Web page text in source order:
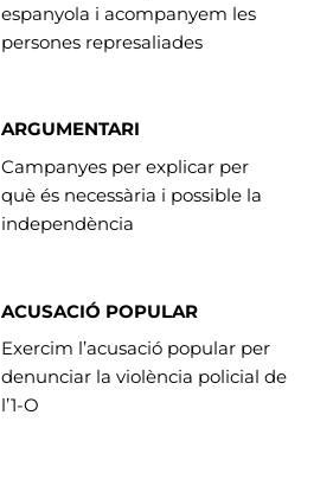
espanyola i acompanyem les
persones represaliades
ARGUMENTARI
Campanyes per explicar per
què és necessària i possible la
independència
ACUSACIÓ POPULAR
Exercim l’acusació popular per
denunciar la violència policial de
l’1-O